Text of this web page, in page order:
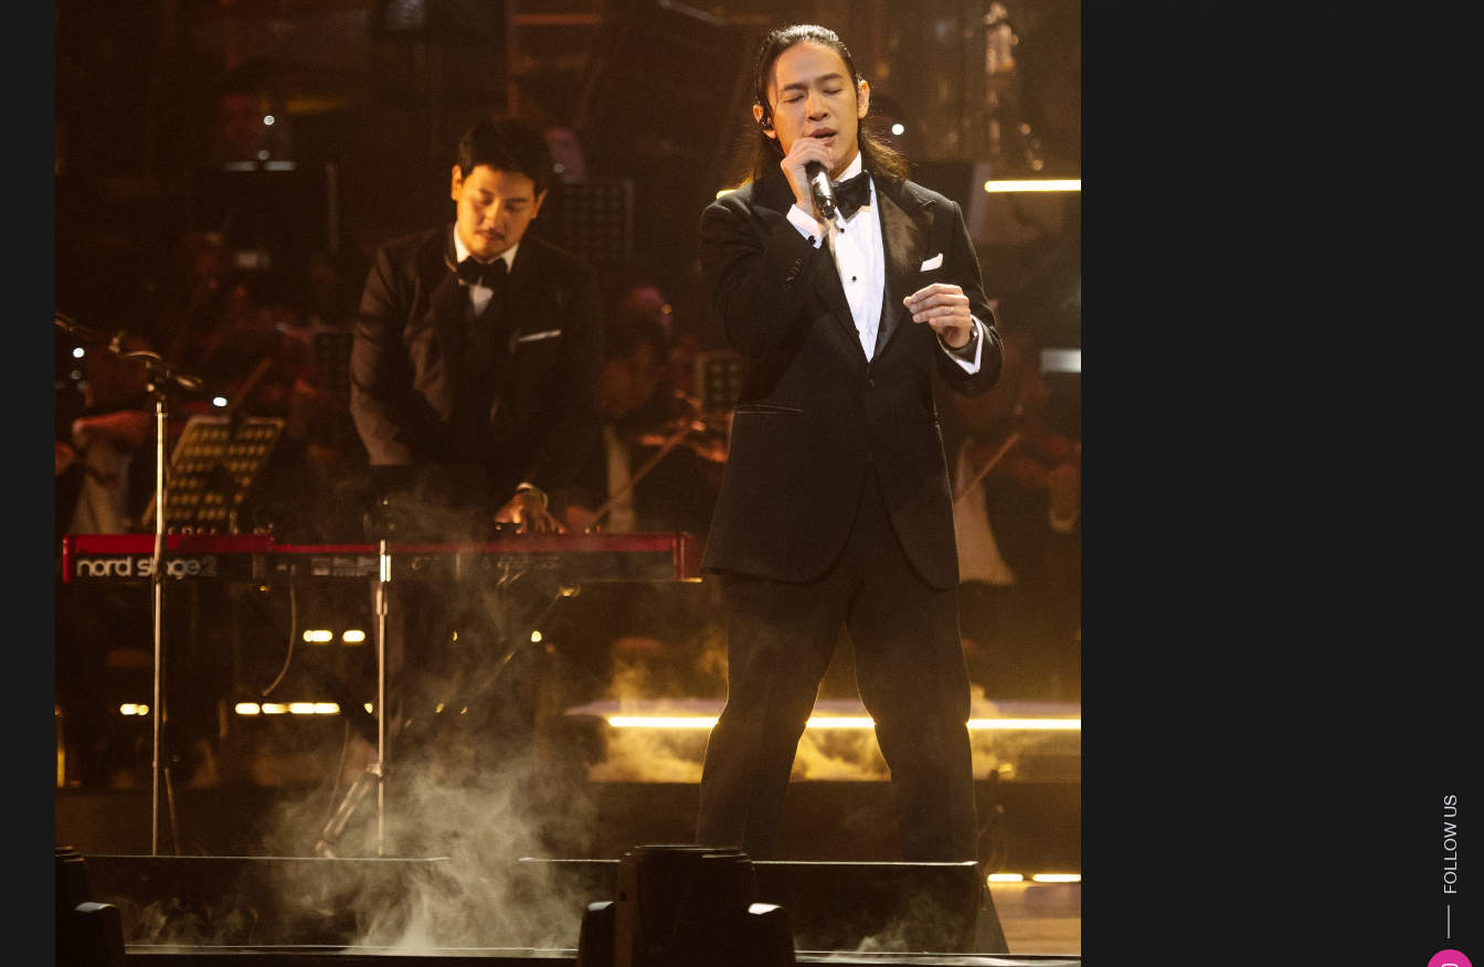
FOLLOW US